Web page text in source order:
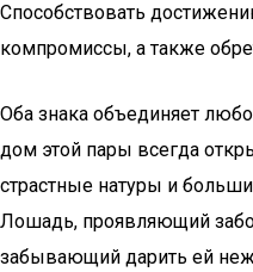
Способствовать
компромиссы, а также
Оба знака объединяет
дом этой пары всегда
страстные натуры и
Лошадь, проявляющий
забывающий дарить ей